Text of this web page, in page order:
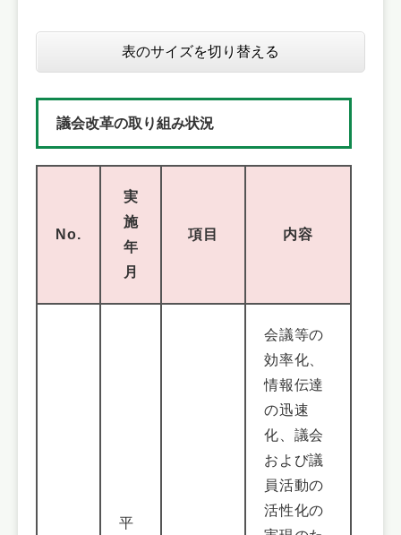
表のサイズを切り替える
No.
実
施
年
月
項目 内容
議会改革の取り組み状況
平
会議等の
効率化、
情報伝達
の迅速
化、議会
および議
員活動の
活性化の